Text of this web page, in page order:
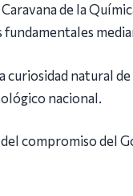
de la
curiosidad natural
nacional.
compromiso del